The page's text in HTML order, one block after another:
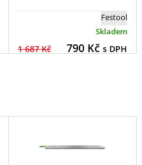
Festool
Skladem
1 687 Kč 790Kč s DPH